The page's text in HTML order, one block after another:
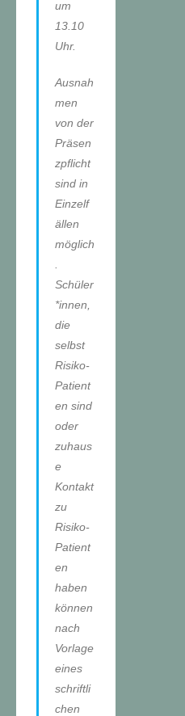
um
13.10
Uhr.
Ausnah
men
von der
Präsen
zpflicht
sind in
Einzelf
ällen
möglich
Schüler
*innen,
die
selbst
Risiko-
Patient
en sind
oder
zuhaus
e
Kontakt
zu
Risiko-
Patient
en
haben
können
nach
Vorlage
eines
schriftli
chen